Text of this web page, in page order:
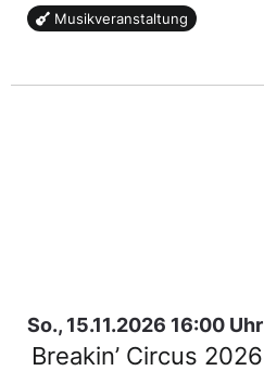
Musikveranstaltung
So., 15.11.2026 16:00 Uhr
Breakin’ Circus 2026